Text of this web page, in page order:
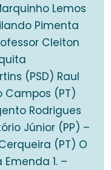
Lemos
Pimenta
Cleiton
(PSD) Raul
Campos (PT)
Rodrigues
Júnior (PP) –
(PT) O
1. –